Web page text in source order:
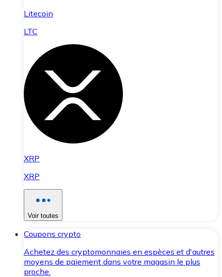
Litecoin
LTC
XRP
XRP
Voir toutes
Coupons crypto
Achetez des cryptomonnaies en espèces et d'autres
moyens de paiement dans votre magasin le plus
proche.